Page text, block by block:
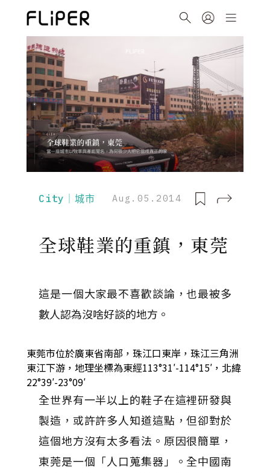
City｜城市 Aug.05.2014
全球鞋業的重鎮，東莞
這是一個大家最不喜歡談論，也最被多
數人認為沒啥好談的地方。
東莞市位於廣東省南部，珠江口東岸，珠江三角洲
東江下游，地理坐標為東經113°31′-114°15′，北緯
22°39′-23°09′
全世界有一半以上的鞋子在這裡研發與
製造，或許許多人知道這點，但卻對於
這個地方沒有太多看法。原因很簡單，
東莞是一個「人口蒐集器」。全中國南